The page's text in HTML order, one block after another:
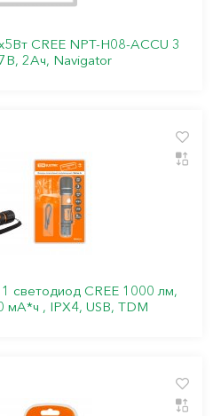
CREE NPT-H08-ACCU 3
2Ач, Navigator
светодиод CREE 1000 лм,
мА*ч , IPX4, USB, TDM